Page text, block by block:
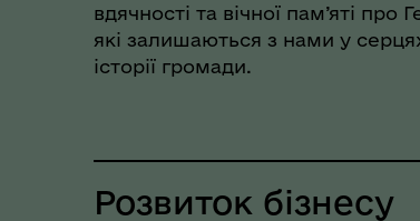
вдячності та вічної пам’яті про
які залишаються з нами у
історії громади.
Розвиток бізнесу